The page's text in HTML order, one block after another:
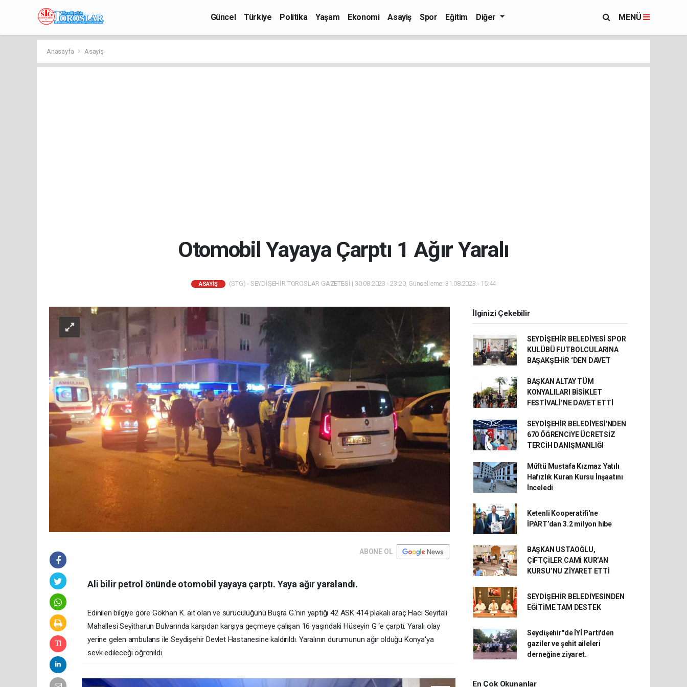
Güncel Türkiye Politika Yaşam Ekonomi Asayiş Spor Eğitim Diğer MENÜ
Anasayfa Asayiş
Otomobil Yayaya Çarptı 1 Ağır Yaralı
ASAYIŞ (STG) - SEYDİŞEHİR TOROSLAR GAZETESİ | 30.08.2023 - 23:20, Güncelleme: 31.08.2023 - 15:44
ABONE OL
Ali bilir petrol önünde otomobil yayaya çarptı. Yaya ağır yaralandı.
Edinilen bilgiye göre Gökhan K. ait olan ve sürücülüğünü Buşra G.‘nin yaptığı 42 ASK 414 plakalı araç Hacı Seyitali
Mahallesi Seyitharun Bulvarında karşıdan karşıya geçmeye çalışan 16 yaşındaki Hüseyin G ‘e çarptı. Yaralı olay
yerine gelen ambulans ile Seydişehir Devlet Hastanesine kaldırıldı. Yaralının durumunun ağır olduğu Konya'ya
sevk edileceği öğrenildi.
İlginizi Çekebilir
SEYDİŞEHİR BELEDİYESİ SPOR
KULÜBÜ FUTBOLCULARINA
BAŞAKŞEHİR ‘DEN DAVET
BAŞKAN ALTAY TÜM
KONYALILARI BİSİKLET
FESTİVALİ’NE DAVET ETTİ
SEYDİŞEHİR BELEDİYESİ'NDEN
670 ÖĞRENCİYE ÜCRETSİZ
TERCİH DANIŞMANLIĞI
Müftü Mustafa Kızmaz Yatılı
Hafızlık Kuran Kursu İnşaatını
İnceledi
Ketenli Kooperatifi'ne
İPART’dan 3.2 milyon hibe
BAŞKAN USTAOĞLU,
ÇİFTÇİLER CAMİ KUR’AN
KURSU’NU ZİYARET ETTİ
SEYDİŞEHİR BELEDİYESİNDEN
EĞİTİME TAM DESTEK
Seydişehir"de İYİ Parti'den
gaziler ve şehit aileleri
derneğine ziyaret.
En Çok Okunanlar